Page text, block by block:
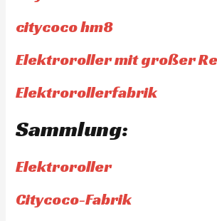
citycoco hm8
Elektroroller mit großer
Elektrorollerfabrik
Sammlung:
Elektroroller
Citycoco-Fabrik